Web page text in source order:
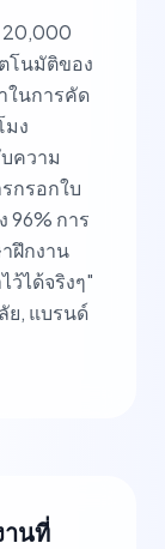
20,000
โนมัติของ
ในการคัด
มง
ความ
กรอกใบ
96% การ
ฝึกงาน
ได้จริงๆ"
ย, แบรนด์
านที่